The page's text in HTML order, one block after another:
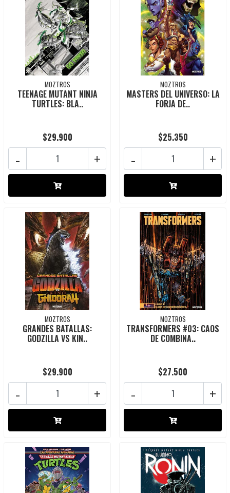
MOZTROS
TEENAGE MUTANT NINJA
TURTLES: BLA..
$29.900
+
-
MOZTROS
MASTERS DEL UNIVERSO: LA
FORJA DE..
$25.350
+
-
MOZTROS
GRANDES BATALLAS:
GODZILLA VS KIN..
$29.900
+
-
MOZTROS
TRANSFORMERS #03: CAOS
DE COMBINA..
$27.500
+
-